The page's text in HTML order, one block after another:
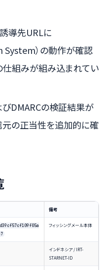
誘導先URLに
）の動作が確認
仕組みが組み込まれてい
びDMARCの検証結果が
元の正当性を追加的に確
備考
フィッシングメール本体
インドネシア / IRT-
STARNET-ID